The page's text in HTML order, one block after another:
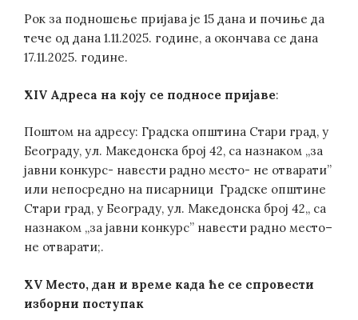
Рок за подношење пријава је 15 дана и почиње да
тече од дана 1.11.2025. године, а окончава се дана
17.11.2025. године.
XIV Адреса на коју се подносе пријаве:
Поштом на адресу: Градска општина Стари град, у
Београду, ул. Македонска број 42, са назнаком „за
јавни конкурс- навести радно место- не отварати”
или непосредно на писарници Градске општине
Стари град, у Београду, ул. Македонска број 42,, са
назнаком „за јавни конкурс” навести радно место–
не отварати;.
XV Место, дан и време када ће се спровести
изборни поступак